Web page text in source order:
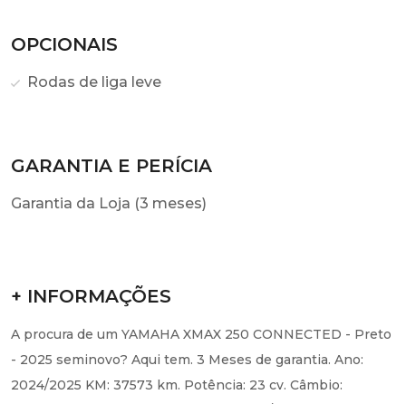
OPCIONAIS
Rodas de liga leve
GARANTIA E PERÍCIA
Garantia da Loja (3 meses)
+ INFORMAÇÕES
A procura de um YAMAHA XMAX 250 CONNECTED - Preto
- 2025 seminovo? Aqui tem. 3 Meses de garantia. Ano:
2024/2025 KM: 37573 km. Potência: 23 cv. Câmbio: